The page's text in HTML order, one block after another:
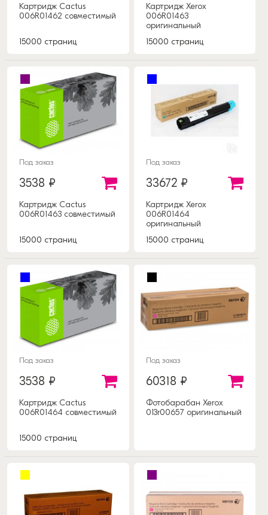
Картридж Cactus
006R01462 совместимый
15000 страниц
Картридж Xerox
006R01463
оригинальный
15000 страниц
Под заказ
3538 ₽
Картридж Cactus
006R01463 совместимый
15000 страниц
Под заказ
33672 ₽
Картридж Xerox
006R01464
оригинальный
15000 страниц
Под заказ
3538 ₽
Картридж Cactus
006R01464 совместимый
15000 страниц
Под заказ
60318 ₽
Фотобарабан Xerox
013r00657 оригинальный